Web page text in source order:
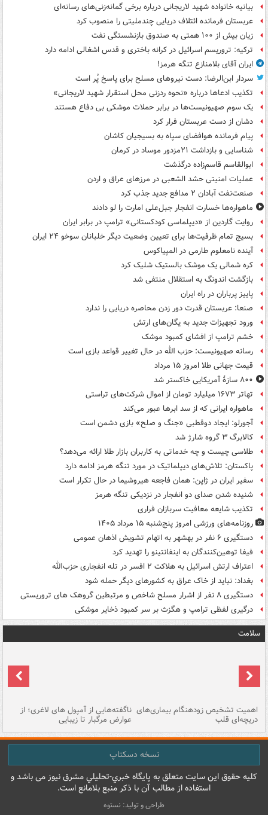
بیانیه خانواده شهید لاریجانی درباره برخی گمانه‌زنی‌های رسانه‌ای
عربستان فرمانده ائتلاف دریایی چندملیتی را منصوب کرد
زیان بیش از ۱۰۰ همتی به صندوق‌ بازنشستگی نفت
ترکیه: تروریسم اسرائیل در کرانه باختری و قدس اشغالی ادامه دارد
ایران آقای بلامنازع تنگه هرمز!
سردار ابن‌الرضا: دست نیروهای مسلح برای پاسخ پُر است
تکذیب ادعاها درباره «نحوه ردزنی محل استقرار شهید لاریجانی»
یک‌ سوم صهیونیست‌ها در برابر حملات موشکی بی دفاع هستند
دشان از دست عربستان فرار کرد
پیام فرمانده هوافضای سپاه به بسیجیان کاشان
شناسایی و بازداشت ۲۱مزدور موساد در کرمان
ابوالقاسم قاسم‌زاده درگذشت
عملیات امنیتی حشد الشعبی در مرزهای عراق و اردن
صنعت‌نفت آبادان ۲ مدافع جدید جذب کرد
ماهواره‌ها خسارت انفجار جبل‌علی امارت را لو دادند
روایت گاردین از «دیپلماسی کودکستانی» ترامپ در برابر ایران
بسیج تمام ظرفیت‌ها برای تعیین وضعیت دیگر خلبانان سوخو ۲۴ ایران
آینده نامعلوم طارمی در المپیاکوس
کره شمالی یک موشک بالستیک شلیک کرد
بازگشت اندونگ به استقلال منتفی شد
پاییز پرباران در راه ایران
صنعا: عربستان قدرت دور زدن محاصره دریایی را ندارد
ورود تجهیزات جدید به یگان‌های ارتش
خشم ترامپ از افشای کمبود موشک
رسانه صهیونیست: حزب الله در حال تغییر قواعد بازی است
قیمت جهانی طلا امروز ۱۵ مرداد
۸۰۰ سازۀ آمریکایی خاکستر شد
تهاتر ۱۶۷۳ میلیارد تومان از اموال شرکت‌های تراستی
ماهواره ایرانی که از سد ابرها عبور می‌کند
آجورلو: ایجاد دوقطبی «جنگ و صلح‌» بازی دشمن است
کالابرگ ۳ گروه شارژ شد
طلاسی چیست و چه خدماتی به کاربران بازار طلا ارائه می‌دهد؟
پاکستان: تلاش‌های دیپلماتیک در مورد تنگه هرمز ادامه دارد
سفیر ایران در ژاپن: همان فاجعه هیروشیما در حال تکرار است
شنیده شدن صدای دو انفجار در نزدیکی تنگه هرمز
تکذیب شایعه معافیت سربازان فراری
روزنامه‌های ورزشی امروز پنج‌شنبه ۱۵ مرداد ۱۴۰۵
دستگیری ۶ نفر در بهشهر به اتهام تشویش اذهان عمومی
فیفا توهین‌کنندگان به اینفانتینو را تهدید کرد
اعتراف ارتش اسرائیل به هلاکت ۲ افسر در تله انفجاری حزب‌الله
بغداد: نباید از خاک عراق به کشورهای دیگر حمله شود
دستگیری ۸ نفر از اشرار مسلح شاخص و مرتبطین گروهک های تروریستی
درگیری لفظی ترامپ و هگزث بر سر کمبود ذخایر موشکی
سلامت
اهمیت تشخیص زودهنگام بیماری‌های
دریچه‌ای قلب
ناگفته‌هایی از آمپول های لاغری؛ از
عوارض مرگبار تا زیبایی
نسخه دسکتاپ
کليه حقوق اين سايت متعلق به پایگاه خبري-تحليلي مشرق نيوز می باشد و
استفاده از مطالب آن با ذکر منبع بلامانع است.
طراحی و تولید: نستوه